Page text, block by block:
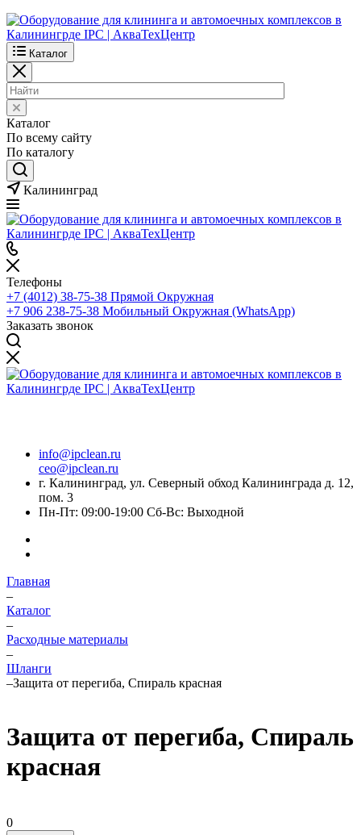
Каталог
Каталог
По всему сайту
По каталогу
Калининград
Телефоны
+7 (4012) 38-75-38 Прямой Окружная
+7 906 238-75-38 Мобильный Окружная (WhatsApp)
Заказать звонок
info@ipclean.ru
ceo@ipclean.ru
г. Калининград, ул. Северный обход Калининграда д. 12,
пом. 3
Пн-Пт: 09:00-19:00 Сб-Вс: Выходной
Главная
–
Каталог
–
Расходные материалы
–
Шланги
–Защита от перегиба, Спираль красная
Защита от перегиба, Спираль
красная
0